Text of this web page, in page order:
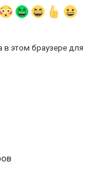
в этом браузере для